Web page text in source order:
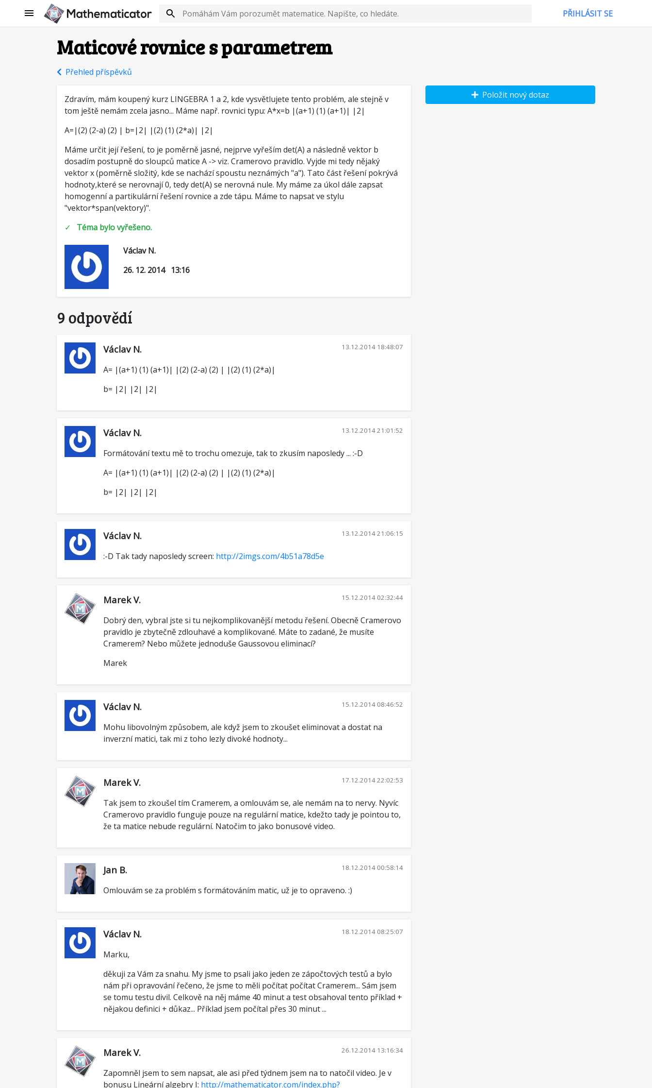
PŘIHLÁSIT SE
Maticové rovnice s parametrem
Přehled příspěvků
Zdravím, mám koupený kurz LINGEBRA 1 a 2, kde vysvětlujete tento problém, ale stejně v
tom ještě nemám zcela jasno... Máme např. rovnici typu: A*x=b |(a+1) (1) (a+1)| |2|
A=|(2) (2-a) (2) | b=|2| |(2) (1) (2*a)| |2|
Máme určit její řešení, to je poměrně jasné, nejprve vyřeším det(A) a následně vektor b
dosadím postupně do sloupců matice A -> viz. Cramerovo pravidlo. Vyjde mi tedy nějaký
vektor x (poměrně složitý, kde se nachází spoustu neznámých "a"). Tato část řešení pokrývá
hodnoty,které se nerovnají 0, tedy det(A) se nerovná nule. My máme za úkol dále zapsat
homogenní a partikulární řešení rovnice a zde tápu. Máme to napsat ve stylu
"vektor*span(vektory)".
✓ Téma bylo vyřešeno.
Václav N.
26. 12. 2014 13:16
9 odpovědí
Václav N. 13.12.2014 18:48:07
A= |(a+1) (1) (a+1)| |(2) (2-a) (2) | |(2) (1) (2*a)|
b= |2| |2| |2|
Václav N. 13.12.2014 21:01:52
Formátování textu mě to trochu omezuje, tak to zkusím naposledy ... :-D
A= |(a+1) (1) (a+1)| |(2) (2-a) (2) | |(2) (1) (2*a)|
b= |2| |2| |2|
Václav N. 13.12.2014 21:06:15
:-D Tak tady naposledy screen: http://2imgs.com/4b51a78d5e
Marek V. 15.12.2014 02:32:44
Dobrý den, vybral jste si tu nejkomplikovanější metodu řešení. Obecně Cramerovo
pravidlo je zbytečně zdlouhavé a komplikované. Máte to zadané, že musíte
Cramerem? Nebo můžete jednoduše Gaussovou eliminací?
Marek
Václav N. 15.12.2014 08:46:52
Mohu libovolným způsobem, ale když jsem to zkoušet eliminovat a dostat na
inverzní matici, tak mi z toho lezly divoké hodnoty...
Marek V. 17.12.2014 22:02:53
Tak jsem to zkoušel tím Cramerem, a omlouvám se, ale nemám na to nervy. Nyvíc
Cramerovo pravidlo funguje pouze na regulární matice, kdežto tady je pointou to,
že ta matice nebude regulární. Natočim to jako bonusové video.
Jan B. 18.12.2014 00:58:14
Omlouvám se za problém s formátováním matic, už je to opraveno. :)
Václav N. 18.12.2014 08:25:07
Marku,
děkuji za Vám za snahu. My jsme to psali jako jeden ze zápočtových testů a bylo
nám při opravování řečeno, že jsme to měli počítat počítat Cramerem... Sám jsem
se tomu testu divil. Celkově na něj máme 40 minut a test obsahoval tento příklad +
nějakou definici + důkaz... Příklad jsem počítal přes 30 minut ...
Marek V. 26.12.2014 13:16:34
Zapomněl jsem to sem napsat, ale asi před týdnem jsem na to natočil video. Je v
bonusu Lineární algebry I: http://mathematicator.com/index.php?
Položit nový dotaz